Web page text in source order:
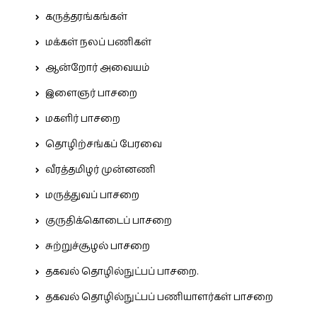
கருத்தரங்கங்கள்
மக்கள் நலப் பணிகள்
ஆன்றோர் அவையம்
இளைஞர் பாசறை
மகளிர் பாசறை
தொழிற்சங்கப் பேரவை
வீரத்தமிழர் முன்னணி
மருத்துவப் பாசறை
குருதிக்கொடைப் பாசறை
சுற்றுச்சூழல் பாசறை
தகவல் தொழில்நுட்பப் பாசறை.
தகவல் தொழில்நுட்பப் பணியாளர்கள் பாசறை